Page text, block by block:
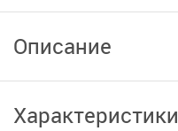
Описание
Характеристики